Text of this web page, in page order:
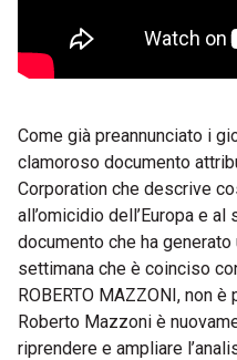
Come già preannunciato i
clamoroso documento
Corporation che descrive
all’omicidio dell’Europa e
documento che ha
settimana che è coinciso
ROBERTO MAZZONI, non
Roberto Mazzoni è
riprendere e ampliare